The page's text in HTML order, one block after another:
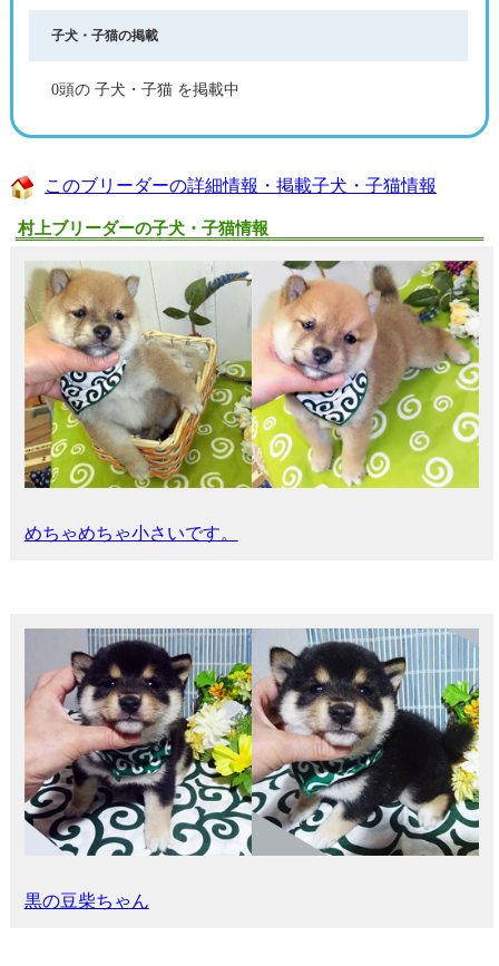
子犬・子猫の掲載
0頭の 子犬・子猫 を掲載中
このブリーダーの詳細情報・掲載子犬・子猫情報
村上ブリーダーの子犬・子猫情報
めちゃめちゃ小さいです。
黒の豆柴ちゃん